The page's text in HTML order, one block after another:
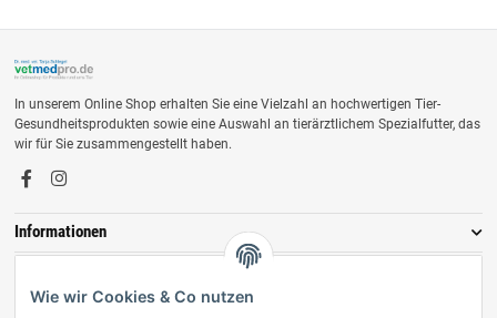
In unserem Online Shop erhalten Sie eine Vielzahl an hochwertigen Tier-
Gesundheitsprodukten sowie eine Auswahl an tierärztlichem Spezialfutter, das
wir für Sie zusammengestellt haben.
Informationen
Wie wir Cookies & Co nutzen